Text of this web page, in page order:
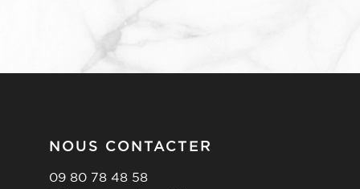
NOUS CONTACTER
09 80 78 48 58